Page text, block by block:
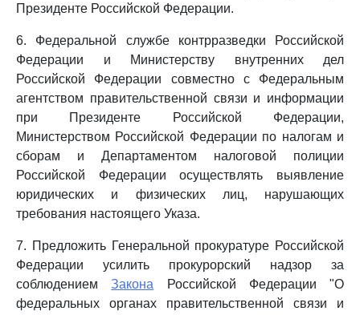
Президенте Российской Федерации.
6. Федеральной службе контрразведки Российской
Федерации и Министерству внутренних дел
Российской Федерации совместно с Федеральным
агентством правительственной связи и информации
при Президенте Российской Федерации,
Министерством Российской Федерации по налогам и
сборам и Департаментом налоговой полиции
Российской Федерации осуществлять выявление
юридических и физических лиц, нарушающих
требования настоящего Указа.
7. Предложить Генеральной прокуратуре Российской
Федерации усилить прокурорский надзор за
соблюдениемЗакона Российской Федерации "О
федеральных органах правительственной связи и